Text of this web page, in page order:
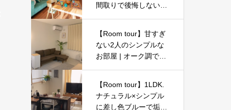
間取りで後悔しないた
【Room tour】甘すぎ
ない2人のシンプルな
お部屋 | オーク調で統
【Room tour】1LDK.
ナチュラル×シンプル
に差し色ブルーで垢抜